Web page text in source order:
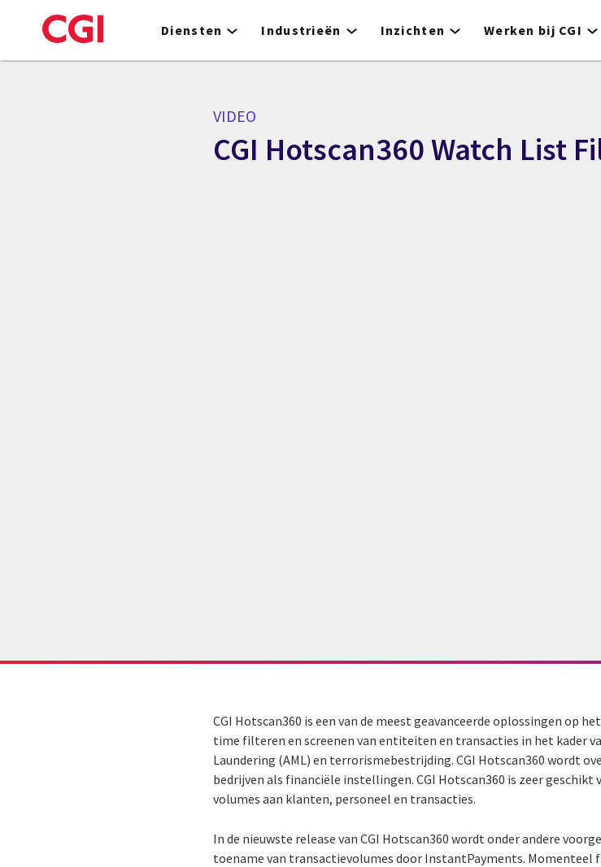
to
Diensten Industrieën Inzichten Werken bij CGI
VIDEO
CGI Hotscan360 Watch List
CGI Hotscan360 is een van de meest geavanceerde oplossingen op
time filteren en screenen van entiteiten en transacties in het kader
Laundering (AML) en terrorismebestrijding. CGI Hotscan360 wordt
bedrijven als financiële instellingen. CGI Hotscan360 is zeer
volumes aan klanten, personeel en transacties.
In de nieuwste release van CGI Hotscan360 wordt onder andere
toename van transactievolumes door InstantPayments. Momenteel